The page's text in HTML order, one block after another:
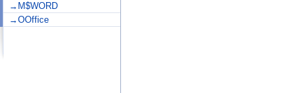
→M$WORD
→OOffice